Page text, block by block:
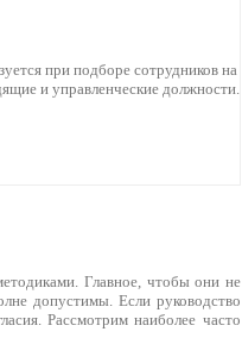
при подборе сотрудников на
и управленческие должности.
Главное, чтобы они не
допустимы. Если руководство
Рассмотрим наиболее часто